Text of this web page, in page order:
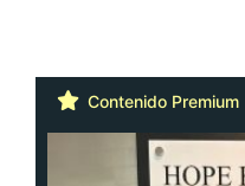
Contenido Premium